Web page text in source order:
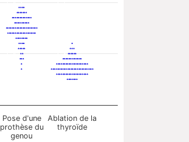
Pose d'une
prothèse du
genou
Ablation de la
thyroïde